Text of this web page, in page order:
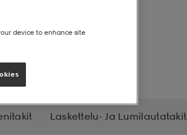
Laskettelu- Ja Lumilautatakit
device to enhance site